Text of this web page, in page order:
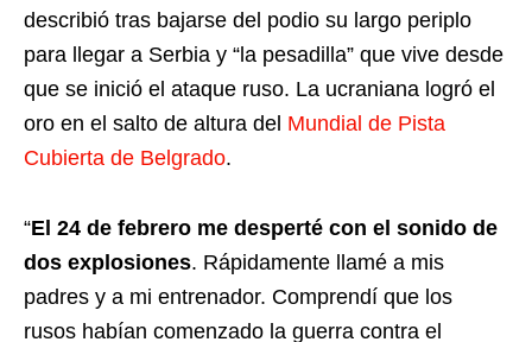
describió tras bajarse del podio su largo periplo
para llegar a Serbia y “la pesadilla” que vive desde
que se inició el ataque ruso. La ucraniana logró el
oro en el salto de altura del Mundial de Pista
Cubierta de Belgrado.
“El 24 de febrero me desperté con el sonido de
dos explosiones. Rápidamente llamé a mis
padres y a mi entrenador. Comprendí que los
rusos habían comenzado la guerra contra el